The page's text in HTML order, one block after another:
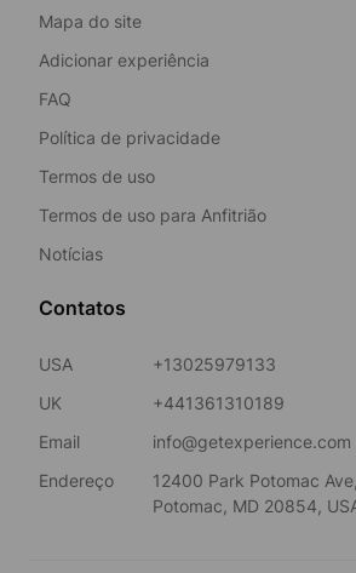
Mapa do site
Adicionar experiência
FAQ
Política de privacidade
Termos de uso
Termos de uso para Anfitrião
Notícias
Contatos
USA
+13025979133
UK
+441361310189
Email
info@getexperience.com
Endereço
12400 Park Potomac
Potomac, MD 20854,